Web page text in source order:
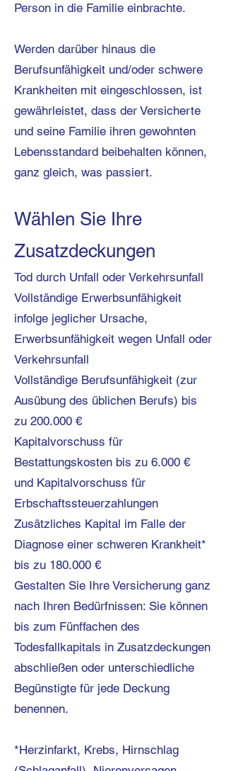
Person in die Familie einbrachte.
Werden darüber hinaus die
Berufsunfähigkeit und/oder schwere
Krankheiten mit eingeschlossen, ist
gewährleistet, dass der Versicherte
und seine Familie ihren gewohnten
Lebensstandard beibehalten können,
ganz gleich, was passiert.
Wählen Sie Ihre
Zusatzdeckungen
Tod durch Unfall oder Verkehrsunfall
Vollständige Erwerbsunfähigkeit
infolge jeglicher Ursache,
Erwerbsunfähigkeit wegen Unfall oder
Verkehrsunfall
Vollständige Berufsunfähigkeit (zur
Ausübung des üblichen Berufs) bis
zu 200.000 €
Kapitalvorschuss für
Bestattungskosten bis zu 6.000 €
und Kapitalvorschuss für
Erbschaftssteuerzahlungen
Zusätzliches Kapital im Falle der
Diagnose einer schweren Krankheit*
bis zu 180.000 €
Gestalten Sie Ihre Versicherung ganz
nach Ihren Bedürfnissen: Sie können
bis zum Fünffachen des
Todesfallkapitals in Zusatzdeckungen
abschließen oder unterschiedliche
Begünstigte für jede Deckung
benennen.
*Herzinfarkt, Krebs, Hirnschlag